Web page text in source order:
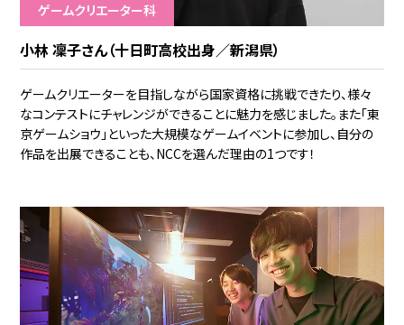
ゲームクリエーター科
小林 凜子さん（十日町高校出身／新潟県）
ゲームクリエーターを目指しながら国家資格に挑戦できたり、様々
なコンテストにチャレンジができることに魅力を感じました。また「東
京ゲームショウ」といった大規模なゲームイベントに参加し、自分の
作品を出展できることも、NCCを選んだ理由の1つです！